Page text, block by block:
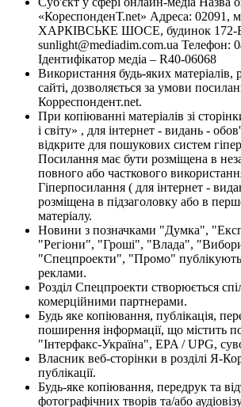
«КореспонденТ.net» Адреса: 02091,
ХАРКІВСЬКЕ ШОСЕ, будинок 172-Б,
sunlight@mediadim.com.ua Телефон:
Ідентифікатор медіа – R40-06068
Використання будь-яких матеріалів,
сайті, дозволяється за умови
Корреспондент.net.
При копіюванні матеріалів зі
і світу» , для інтернет - видань -
відкрите для пошукових систем
Посилання має бути розміщена в
повного або часткового
Гіперпосилання ( для інтернет -
розміщена в підзаголовку або в
матеріалу.
Новини з позначками "Думка",
"Регіони", "Гроші", "Влада",
"Спецпроекти", "Промо"
реклами.
Розділ Спецпроекти створюється
комерційними партнерами.
Будь яке копіювання, публікація,
поширення інформації, що містить
"Інтерфакс-Україна", EPA / UPG,
Власник веб-сторінки в розділі Я-
публікації.
Будь-яке копіювання, передрук та
фотографічних творів та/або